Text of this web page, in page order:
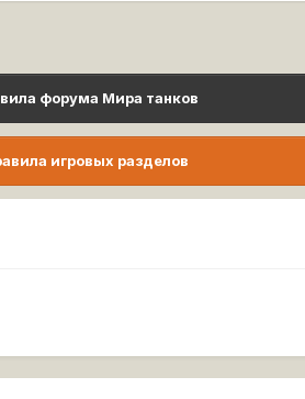
форума Мира танков
игровых разделов